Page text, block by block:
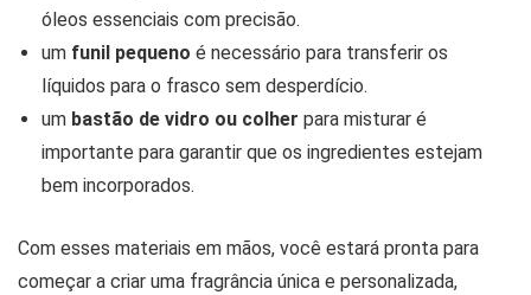
óleos essenciais com precisão.
um funil pequeno é necessário para transferir os
líquidos para o frasco sem desperdício.
um bastão de vidro ou colher para misturar é
importante para garantir que os ingredientes estejam
bem incorporados.
Com esses materiais em mãos, você estará pronta para
começar a criar uma fragrância única e personalizada,